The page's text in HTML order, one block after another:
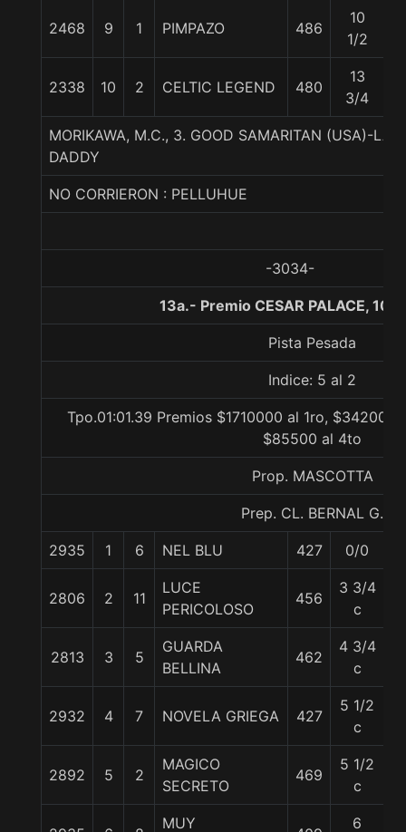
2468 9 1 PIMPAZO 486
10
1/2
2338 10 2 CELTIC LEGEND 480
13
3/4
MORIKAWA, M.C., 3. GOOD SAMARITAN (USA)-LA
DADDY
NO CORRIERON : PELLUHUE
-3034-
13a.- Premio CESAR PALACE,
Pista Pesada
Indice: 5 al 2
Tpo.01:01.39 Premios $1710000 al 1ro, $342000
$85500 al 4to
Prop. MASCOTTA
Prep. CL. BERNAL G.
2935 1 6 NEL BLU 427 0/0
2806 2 11
LUCE
PERICOLOSO
456
3 3/4
c
2813 3 5
GUARDA
BELLINA
462
4 3/4
c
2932 4 7 NOVELA GRIEGA 427
5 1/2
c
2892 5 2
MAGICO
SECRETO
469
5 1/2
c
MUY 6